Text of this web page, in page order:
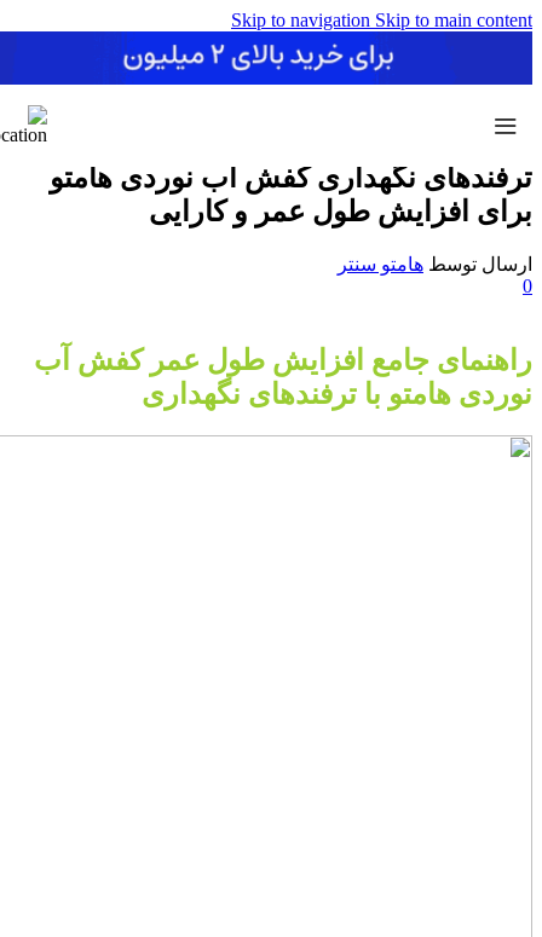
Skip to navigation Skip to main content
مقالات
ترفندهای نگهداری کفش آب نوردی هامتو
برای افزایش طول عمر و کارایی
ارسال توسط هامتو سنتر
0
راهنمای جامع افزایش طول عمر کفش آب
نوردی هامتو با ترفندهای نگهداری